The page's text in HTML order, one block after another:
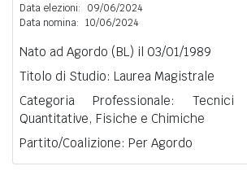
Data elezioni:
09/06/2024
Data nomina: 10/06/2024
Nato ad Agordo (BL) il 03/01/1989
Titolo di Studio: Laurea Magistrale
Categoria Professionale:
Quantitative, Fisiche e Chimiche
Partito/Coalizione: Per Agordo